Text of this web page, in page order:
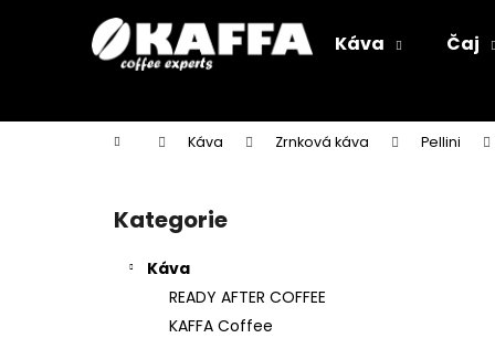
Káva Čaj
Domů Káva Zrnková káva Pellini
Přeskočit
kategorie
Kategorie
Káva
READY AFTER COFFEE
KAFFA Coffee
k
Zpět
obchodu
Zpět
obchodu